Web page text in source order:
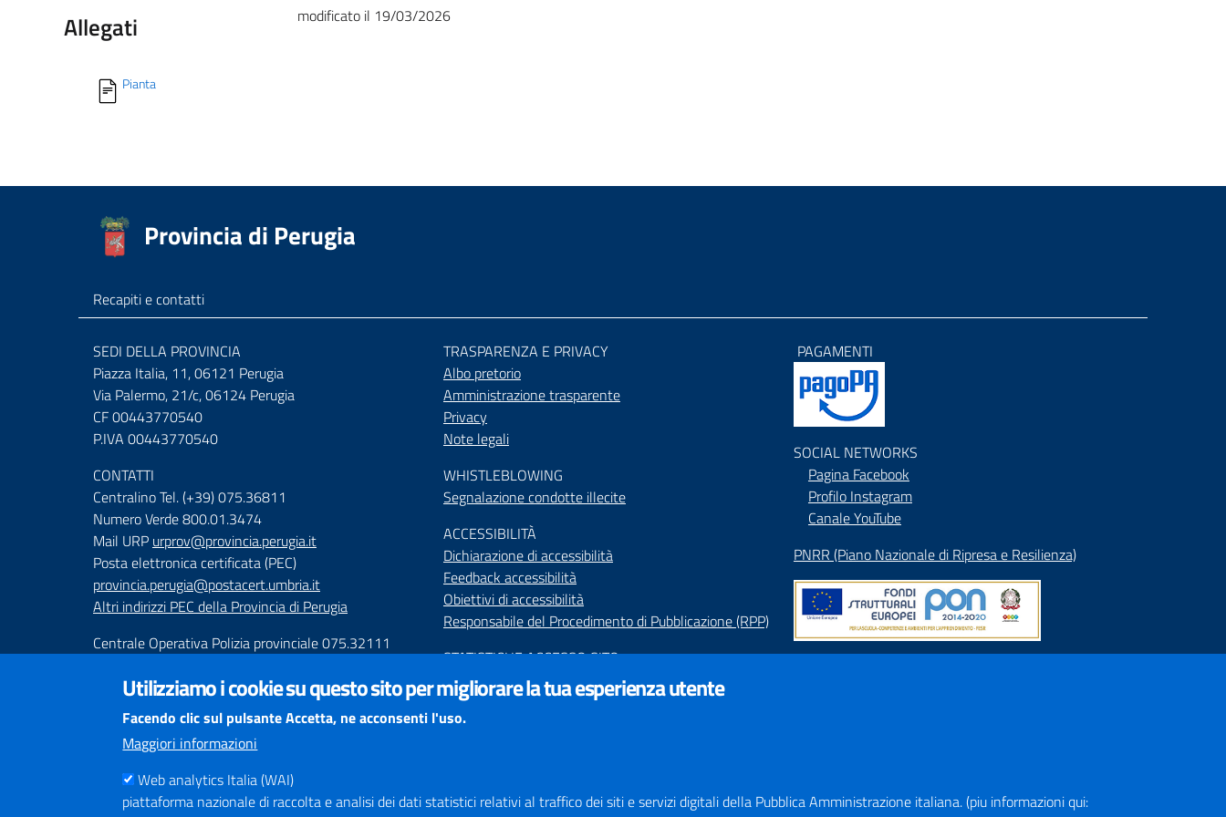
Allegati
Pianta
modificato il 19/03/2026
Provincia di Perugia
Recapiti e contatti
SEDI DELLA PROVINCIA
Piazza Italia, 11, 06121 Perugia
Via Palermo, 21/c, 06124 Perugia
CF 00443770540
P.IVA 00443770540
CONTATTI
Centralino Tel. (+39) 075.36811
Numero Verde 800.01.3474
Mail URP urprov@provincia.perugia.it
Posta elettronica certificata (PEC)
provincia.perugia@postacert.umbria.it
Altri indirizzi PEC della Provincia di Perugia
Centrale Operativa Polizia provinciale 075.32111
Emergenza Stradale 335.6425246
Numeri Emergenza dei Comprensori
Infoviabilità
TRASPARENZA E PRIVACY
Albo pretorio
Amministrazione trasparente
Privacy
Note legali
WHISTLEBLOWING
Segnalazione condotte illecite
ACCESSIBILITÀ
Dichiarazione di accessibilità
Feedback accessibilità
Obiettivi di accessibilità
Responsabile del Procedimento di Pubblicazione (RPP)
STATISTICHE ACCESSO SITO
SEGNALAZIONI relative ai CONTENUTI DEL SITO
redazione@provincia.perugia.it
per essere visualizzato dai principali browser aggiornati.
PAGAMENTI
SOCIAL NETWORKS
Pagina Facebook
Profilo Instagram
Canale YouTube
PNRR (Piano Nazionale di Ripresa e Resilienza)
Utilizziamo i cookie su questo sito per migliorare la tua esperienza utente
Facendo clic sul pulsante Accetta, ne acconsenti l'uso.
Maggiori informazioni
Web analytics Italia (WAI)
piattaforma nazionale di raccolta e analisi dei dati statistici relativi al traffico dei siti e servizi digitali della Pubblica Amministrazione italiana. (piu informazioni qui: